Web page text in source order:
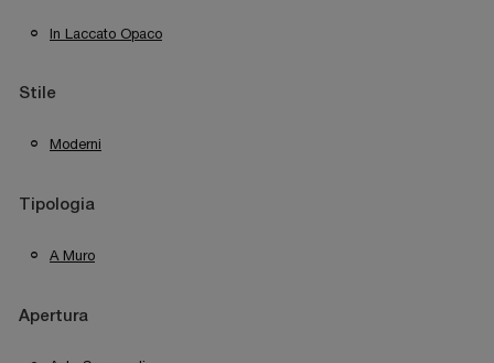
In Laccato Opaco
Stile
Moderni
Tipologia
A Muro
Apertura